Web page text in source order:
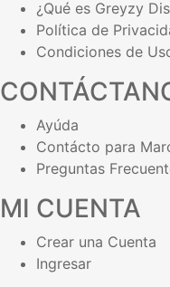
¿Qué es Greyzy
Política de
Condiciones de
Ayúda
Contácto para
Preguntas
MI CUENTA
Crear una Cuenta
Ingresar